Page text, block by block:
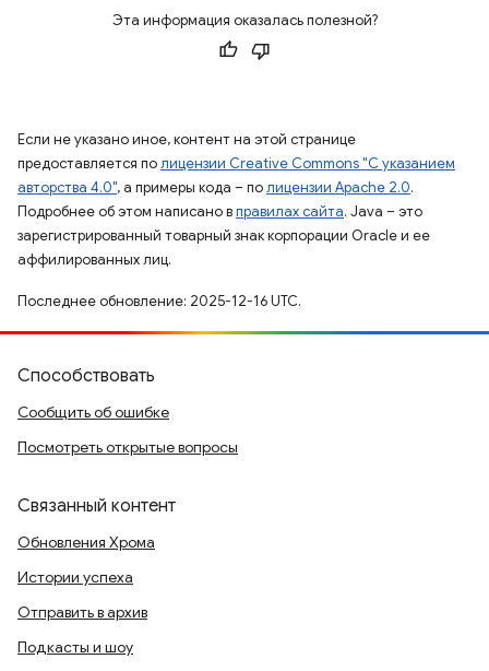
Эта информация оказалась полезной?
Если не указано иное, контент на этой странице
предоставляется полицензии Creative Commons "С указанием
авторства 4.0", а примеры кода – полицензии Apache 2.0.
Подробнее об этом написано вправилах сайта. Java – это
зарегистрированный товарный знак корпорации Oracle и ее
аффилированных лиц.
Последнее обновление: 2025-12-16 UTC.
Способствовать
Сообщить об ошибке
Посмотреть открытые вопросы
Связанный контент
Обновления Хрома
Истории успеха
Отправить в архив
Подкасты и шоу